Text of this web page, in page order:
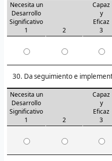
Necesita un
Desarrollo
Significativo
1
2
Capaz
y
Eficaz
3
Da seguimiento e
Necesita un
Desarrollo
Significativo
1
2
Capaz
y
Eficaz
3